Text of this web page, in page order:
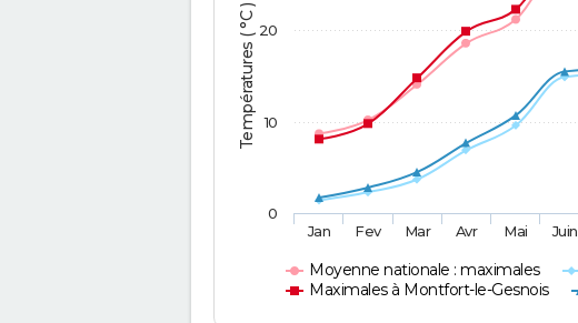
Températures ( °C )
Moyenne nationale : maximales
Maximales à Montfort-le-Gesnois
Jan Fev Mar Avr Mai Juin
0
10
20